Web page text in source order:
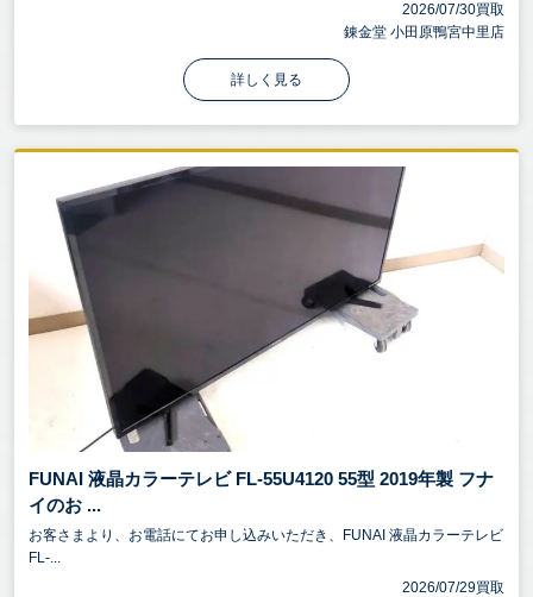
2026/07/30買取
錬金堂 小田原鴨宮中里店
詳しく見る
FUNAI 液晶カラーテレビ FL-55U4120 55型 2019年製 フナ
イのお ...
お客さまより、お電話にてお申し込みいただき、FUNAI 液晶カラーテレビ
FL-...
2026/07/29買取